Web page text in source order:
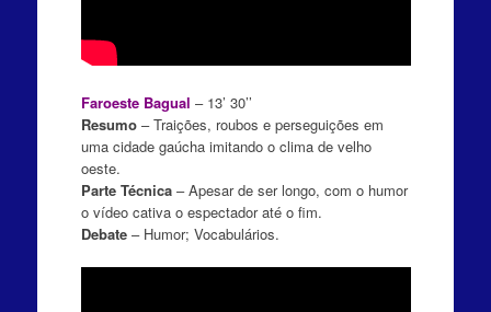
Faroeste Bagual – 13’ 30’’
Resumo– Traições, roubos e perseguições em
uma cidade gaúcha imitando o clima de velho
oeste.
Parte Técnica– Apesar de ser longo, com o humor
o vídeo cativa o espectador até o fim.
Debate– Humor; Vocabulários.